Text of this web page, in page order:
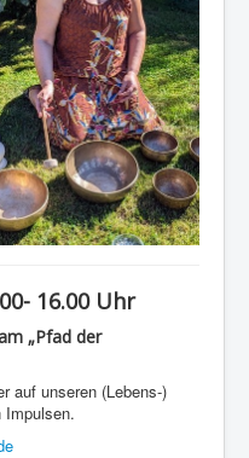
16.00 Uhr
„Pfad der
auf unseren (Lebens-)
Impulsen.